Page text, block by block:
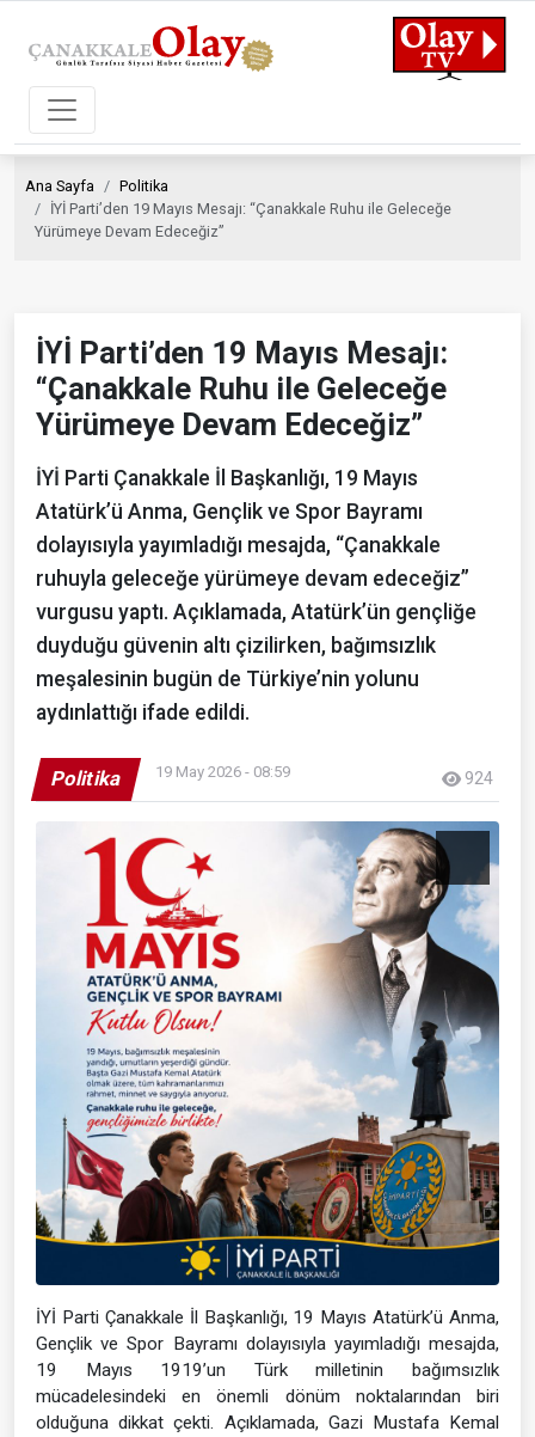
Ana Sayfa
Politika
İYİ Parti’den 19 Mayıs Mesajı: “Çanakkale Ruhu ile Geleceğe
Yürümeye Devam Edeceğiz”
İYİ Parti’den 19 Mayıs Mesajı:
“Çanakkale Ruhu ile Geleceğe
Yürümeye Devam Edeceğiz”
İYİ Parti Çanakkale İl Başkanlığı, 19 Mayıs
Atatürk’ü Anma, Gençlik ve Spor Bayramı
dolayısıyla yayımladığı mesajda, “Çanakkale
ruhuyla geleceğe yürümeye devam edeceğiz”
vurgusu yaptı. Açıklamada, Atatürk’ün gençliğe
duyduğu güvenin altı çizilirken, bağımsızlık
meşalesinin bugün de Türkiye’nin yolunu
aydınlattığı ifade edildi.
Politika 19 May 2026 - 08:59 924
İYİ Parti Çanakkale İl Başkanlığı, 19 Mayıs Atatürk’ü Anma,
Gençlik ve Spor Bayramı dolayısıyla yayımladığı mesajda,
19 Mayıs 1919’un Türk milletinin bağımsızlık
mücadelesindeki en önemli dönüm noktalarından biri
olduğuna dikkat çekti. Açıklamada, Gazi Mustafa Kemal